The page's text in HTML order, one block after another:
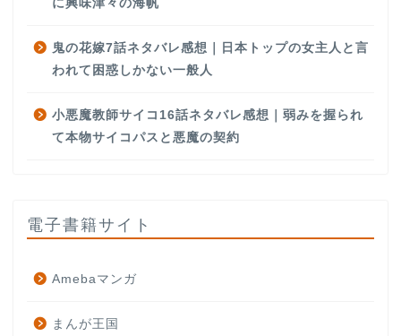
に興味津々の海帆
鬼の花嫁7話ネタバレ感想｜日本トップの女主人と言
われて困惑しかない一般人
小悪魔教師サイコ16話ネタバレ感想｜弱みを握られ
て本物サイコパスと悪魔の契約
電子書籍サイト
Amebaマンガ
まんが王国